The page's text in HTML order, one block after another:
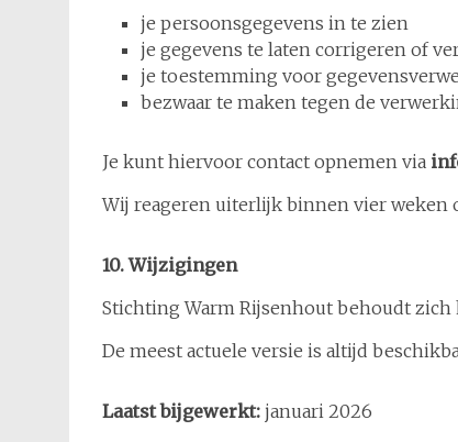
je persoonsgegevens in te zien
je gegevens te laten corrigeren of
je toestemming voor
bezwaar te maken tegen de
Je kunt hiervoor contact opnemen via
Wij reageren uiterlijk binnen vier weken
10. Wijzigingen
Stichting Warm Rijsenhout behoudt
De meest actuele versie is altijd
Laatst bijgewerkt: januari 2026